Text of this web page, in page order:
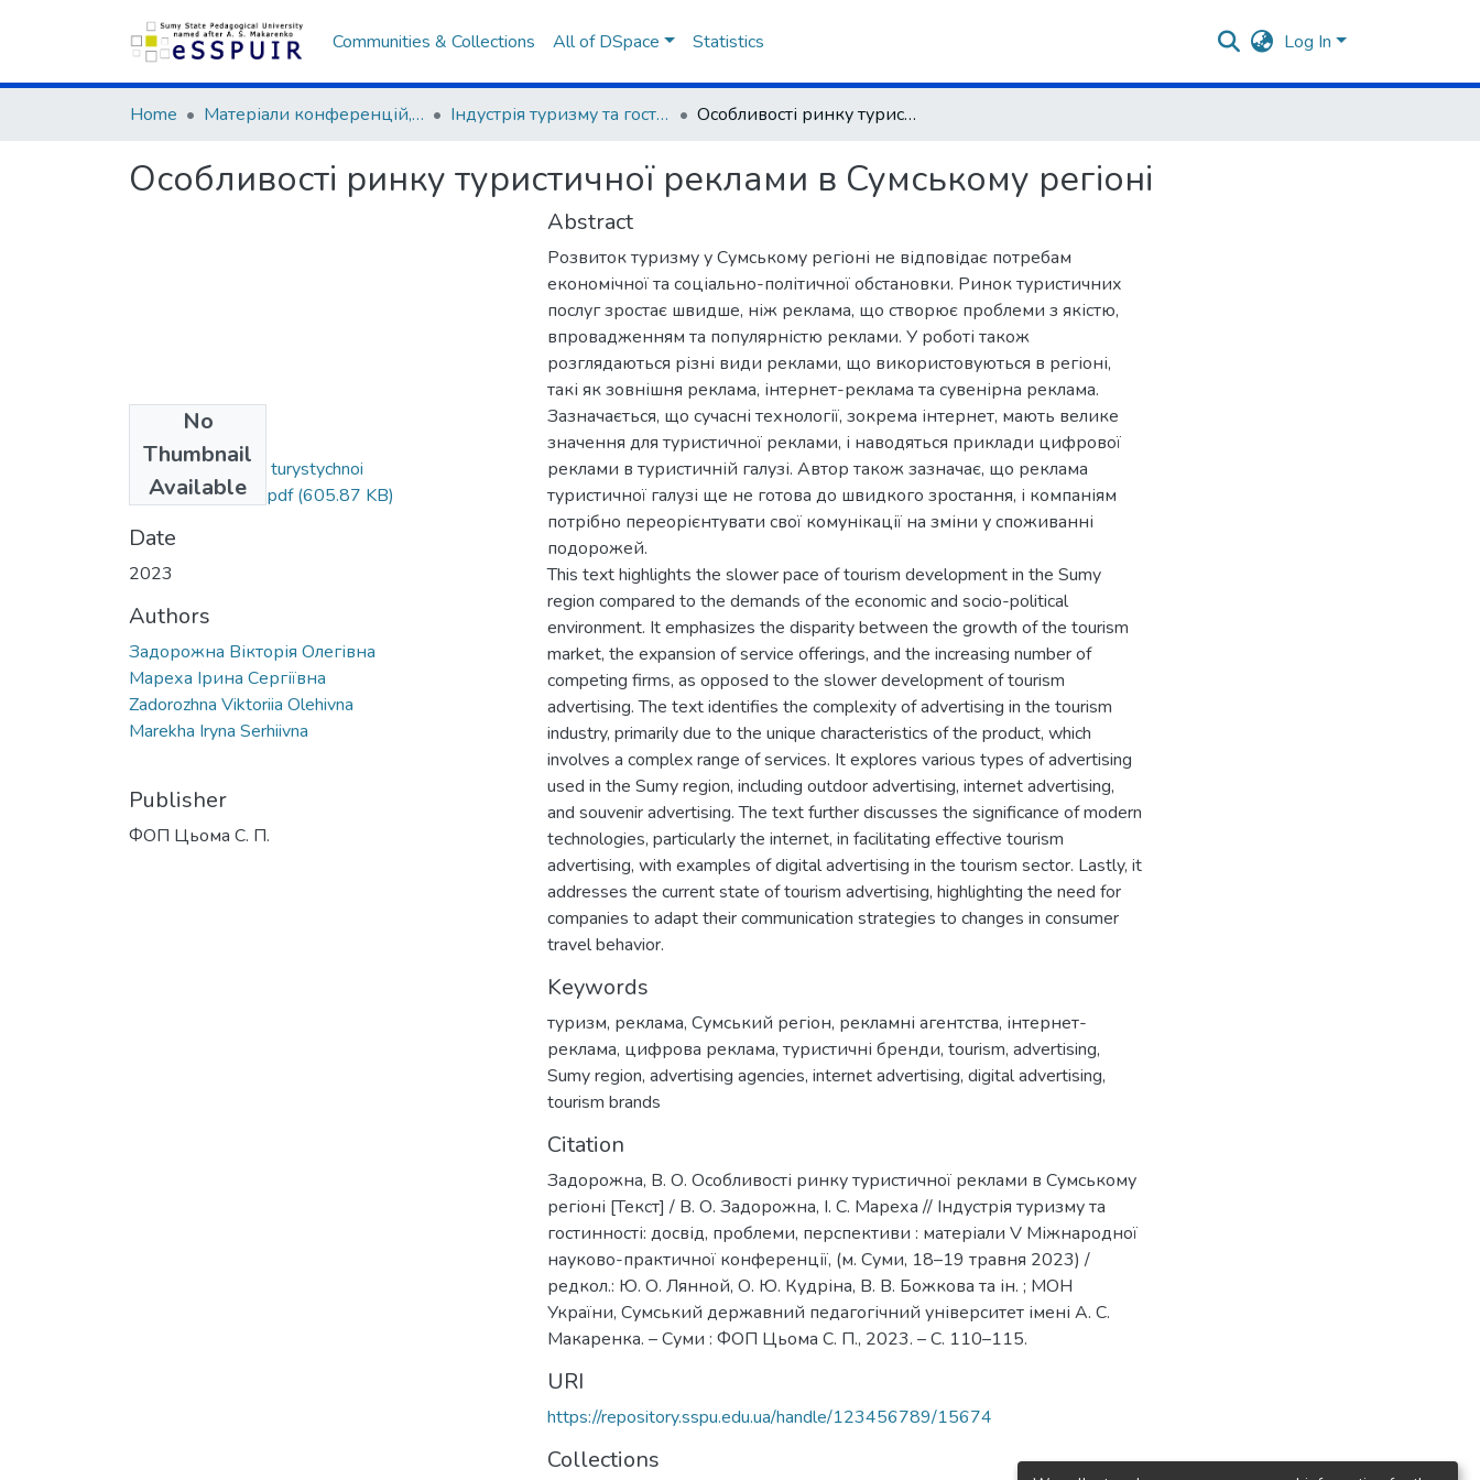
Communities & Collections All of DSpace Statistics Log In
Home Матеріали конференцій, семінарів, читань Індустрія туризму та гостинності: досвід, проблеми, перспективи Особливості ринку туристичної реклами в Сумському регіоні
Особливості ринку туристичної реклами в Сумському регіоні
No
Thumbnail
Available
Osoblyvosti rynku turystychnoi
reklamy110_115.pdf(605.87 KB)
Date
2023
Authors
Задорожна Вікторія Олегівна
Мареха Ірина Сергіївна
Zadorozhna Viktoriia Olehivna
Marekha Iryna Serhiivna
Publisher
ФОП Цьома С. П.
Abstract
Розвиток туризму у Сумському регіоні не відповідає потребам
економічної та соціально-політичної обстановки. Ринок туристичних
послуг зростає швидше, ніж реклама, що створює проблеми з якістю,
впровадженням та популярністю реклами. У роботі також
розглядаються різні види реклами, що використовуються в регіоні,
такі як зовнішня реклама, інтернет-реклама та сувенірна реклама.
Зазначається, що сучасні технології, зокрема інтернет, мають велике
значення для туристичної реклами, і наводяться приклади цифрової
реклами в туристичній галузі. Автор також зазначає, що реклама
туристичної галузі ще не готова до швидкого зростання, і компаніям
потрібно переорієнтувати свої комунікації на зміни у споживанні
подорожей.
This text highlights the slower pace of tourism development in the Sumy
region compared to the demands of the economic and socio-political
environment. It emphasizes the disparity between the growth of the tourism
market, the expansion of service offerings, and the increasing number of
competing firms, as opposed to the slower development of tourism
advertising. The text identifies the complexity of advertising in the tourism
industry, primarily due to the unique characteristics of the product, which
involves a complex range of services. It explores various types of advertising
used in the Sumy region, including outdoor advertising, internet advertising,
and souvenir advertising. The text further discusses the significance of modern
technologies, particularly the internet, in facilitating effective tourism
advertising, with examples of digital advertising in the tourism sector. Lastly, it
addresses the current state of tourism advertising, highlighting the need for
companies to adapt their communication strategies to changes in consumer
travel behavior.
Keywords
туризм, реклама, Сумський регіон, рекламні агентства, інтернет-
реклама, цифрова реклама, туристичні бренди, tourism, advertising,
Sumy region, advertising agencies, internet advertising, digital advertising,
tourism brands
Citation
Задорожна, В. О. Особливості ринку туристичної реклами в Сумському
регіоні [Текст] / В. О. Задорожна, І. С. Мареха // Індустрія туризму та
гостинності: досвід, проблеми, перспективи : матеріали V Міжнародної
науково-практичної конференції, (м. Суми, 18–19 травня 2023) /
редкол.: Ю. О. Лянной, О. Ю. Кудріна, В. В. Божкова та ін. ; МОН
України, Сумський державний педагогічний університет імені А. С.
Макаренка. – Суми : ФОП Цьома С. П., 2023. – С. 110–115.
URI
https://repository.sspu.edu.ua/handle/123456789/15674
Collections